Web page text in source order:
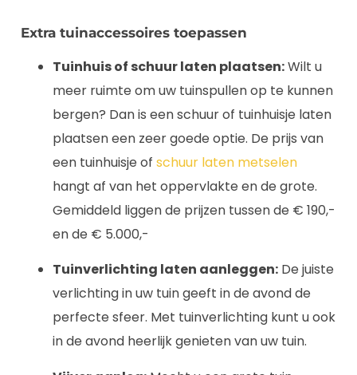
Extra tuinaccessoires toepassen
Tuinhuis of schuur laten plaatsen:Wilt u
meer ruimte om uw tuinspullen op te kunnen
bergen? Dan is een schuur of tuinhuisje laten
plaatsen een zeer goede optie. De prijs van
een tuinhuisje of schuur laten metselen
hangt af van het oppervlakte en de grote.
Gemiddeld liggen de prijzen tussen de € 190,-
en de € 5.000,-
Tuinverlichting laten aanleggen: De juiste
verlichting in uw tuin geeft in de avond de
perfecte sfeer. Met tuinverlichting kunt u ook
in de avond heerlijk genieten van uw tuin.